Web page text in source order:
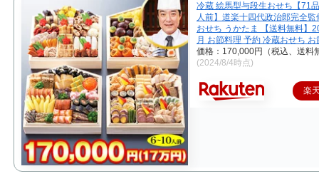
冷蔵 絵馬型与段生おせち【71
人前】道楽十四代政治郎完全監
おせち うかたま 【送料無料】
月 お節料理 予約 冷蔵おせち お
価格：170,000円（税込、送料
(2024/8/4時点)
楽